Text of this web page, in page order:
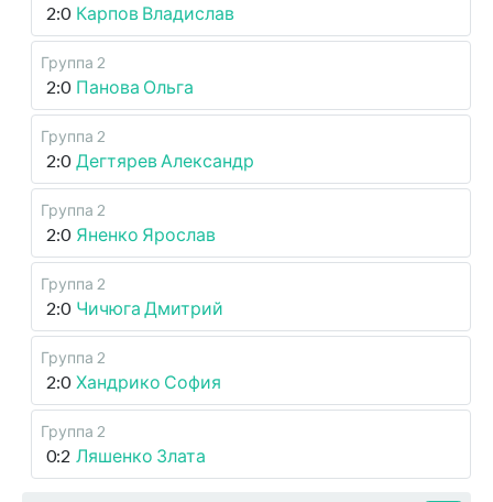
2:0 Карпов Владислав
Группа 2
2:0 Панова Ольга
Группа 2
2:0 Дегтярев Александр
Группа 2
2:0 Яненко Ярослав
Группа 2
2:0 Чичюга Дмитрий
Группа 2
2:0 Хандрико София
Группа 2
0:2 Ляшенко Злата